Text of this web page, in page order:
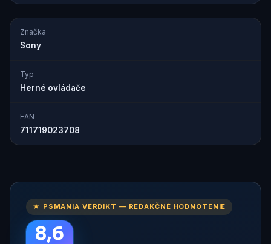
Značka
Sony
Typ
Herné ovládače
EAN
711719023708
★ PSMANIA VERDIKT — REDAKČNÉ HODNOTENIE
8,6